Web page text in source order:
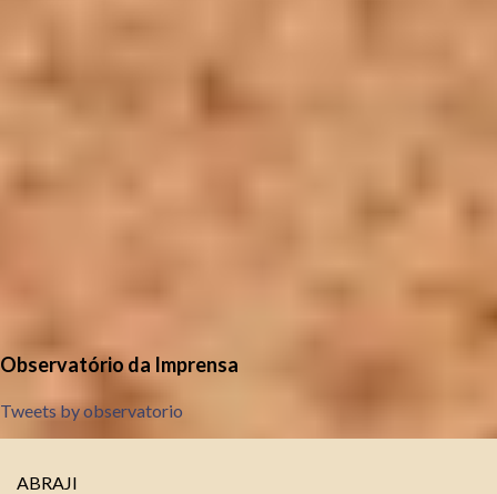
Observatório da Imprensa
Tweets by observatorio
ABRAJI